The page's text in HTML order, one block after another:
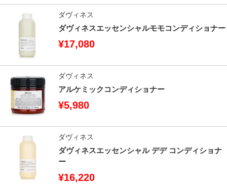
ダヴィネス
ダヴィネスエッセンシャルモモコンディショナー
¥17,080
ダヴィネス
アルケミックコンディショナー
¥5,980
ダヴィネス
ダヴィネスエッセンシャル デデ コンディショナ
ー
¥16,220